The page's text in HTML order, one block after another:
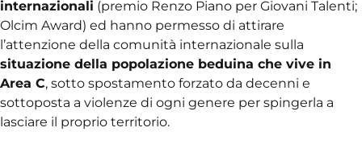
internazionali (premio Renzo Piano per Giovani Talenti;
Olcim Award) ed hanno permesso di attirare
l’attenzione della comunità internazionale sulla
situazione della popolazione beduina che vive in
Area C, sotto spostamento forzato da decenni e
sottoposta a violenze di ogni genere per spingerla a
lasciare il proprio territorio.